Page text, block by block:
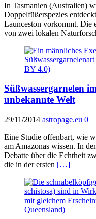
In Tasmanien (Australien)
Doppelfüßerspezies
Launceston vorkommt. Die
von zwei lokalen
Süßwassergarnelen
unbekannte Welt
29/11/2014 astropage.eu 0
Eine Studie offenbart, wie
am Amazonas wissen. In
Debatte über die Echtheit
die in der ersten […]